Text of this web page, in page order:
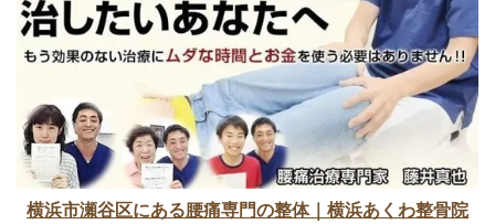
横浜市瀬谷区にある腰痛専門の整体｜横浜あくわ整骨院